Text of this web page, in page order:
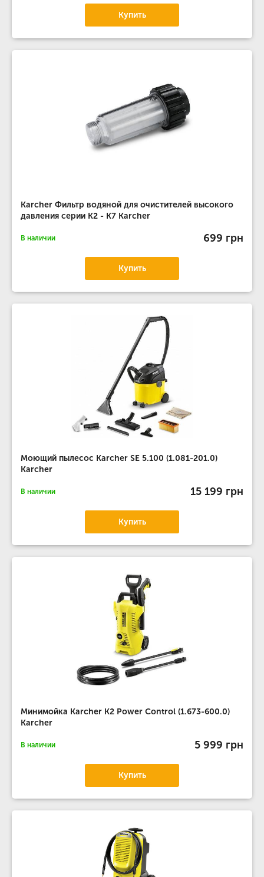
Купить
Karcher Фильтр водяной для очистителей высокого
давления серии К2 - К7 Karcher
В наличии 699 грн
Купить
Моющий пылесос Karcher SE 5.100 (1.081-201.0)
Karcher
В наличии 15 199 грн
Купить
Минимойка Karcher K2 Power Control (1.673-600.0)
Karcher
В наличии 5 999 грн
Купить